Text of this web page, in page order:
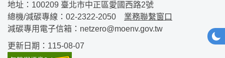
地址：100209 臺北市中正區愛國西路2號
總機/減碳專線： 02-2322-2050
業務聯繫窗口
減碳專用電子信箱： netzero@moenv.gov.tw
更新日期：115-08-07
網站
深